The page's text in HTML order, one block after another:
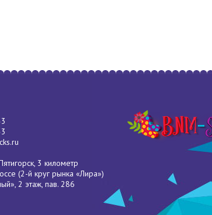
3 километр
(2-й круг рынка «Лира»)
2 этаж, пав. 286